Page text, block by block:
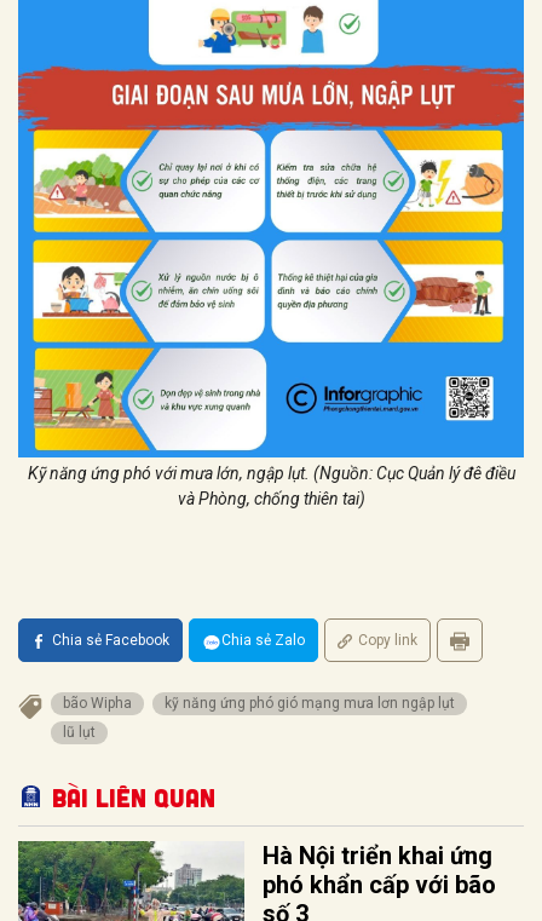
Kỹ năng ứng phó với mưa lớn, ngập lụt. (Nguồn: Cục Quản lý đê điều
và Phòng, chống thiên tai)
Chia sẻ Facebook Chia sẻ Zalo Copy link
bão Wipha
kỹ năng ứng phó gió mạng mưa lơn ngập lụt
lũ lụt
Bài liên quan
Hà Nội triển khai ứng
phó khẩn cấp với bão
số 3